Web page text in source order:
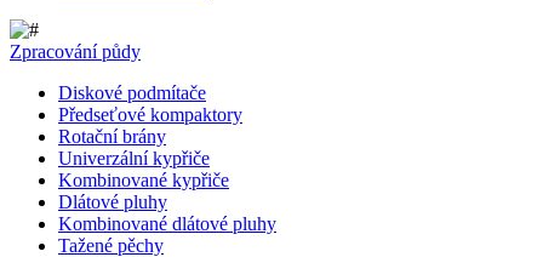
Zpracování půdy
Diskové podmítače
Předseťové kompaktory
Rotační brány
Univerzální kypřiče
Kombinované kypřiče
Dlátové pluhy
Kombinované dlátové pluhy
Tažené pěchy